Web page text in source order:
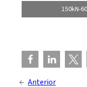
150kN-
← Anterior